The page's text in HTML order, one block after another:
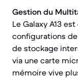
Gestion du
Le Galaxy A13
configurations
de stockage
via une carte
mémoire vive